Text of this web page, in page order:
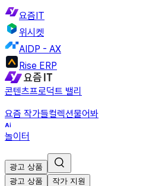
요즘IT
위시켓
AIDP - AX
Rise ERP
콘텐츠프로덕트 밸리
요즘 작가들컬렉션물어봐
놀이터
광고 상품
광고 상품
작가 지원